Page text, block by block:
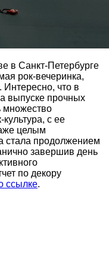
в Санкт-Петербурге
рок-вечеринка,
что в
выпуске прочных
множество
с ее
целым
стала продолжением
завершив день
по декору
ссылке.